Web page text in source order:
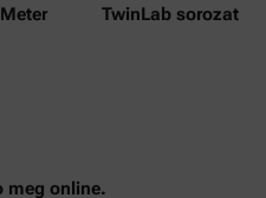
TwinLab sorozat
meg online.